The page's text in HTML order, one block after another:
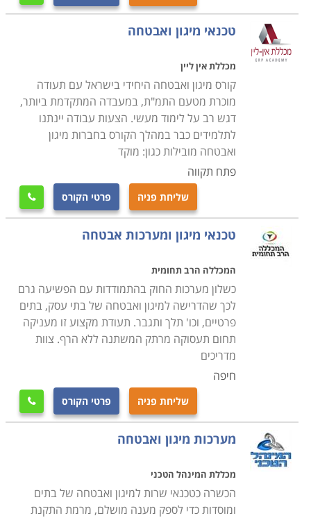
הקורס אינו דורש כל ידע מוקדם, מדובר בקורס הנערך
כשישה חודשים, ביום לימודים אחד בבוקר או ביומיים בשעות
הערב, בהתאם לתכנית מוסד הלימודים, כאשר ניתן לשלב
את הלימודים עם העבודה הקיימת, ורק בסיום הקורס, עם
קבלת התעודה המקצועית להשתלב באחת החברות בתחום
או לחילופין להקים עסק עצמאי ולסלול דרך לקראת קריירה
רווחית ומצליחה.
קיימים מספר מוסדות לימוד בהם ניתן ללמוד קורס זה, כאשר
בחלקם קיים אף מערך השמה אשר מסייע לתלמידים למצוא
משרה מתאימה לאחר שהם מסיימים את כל מטלות הקורס,
שכן, אחד הדברים החשובים הוא להתחיל לעבוד מיד עם
קבלת התעודה, ליישם את כל מה שנלמד ולקבל ניסיון
מקצועי בתחום.
קורס מיגון ואבטחה נלמד במסגרת תכנית לימודים גמישה,
כאשר חשוב לוודא מראש כי מדובר במוסד לימודים אמין
ומקצועי וכי התעודה המתקבלת בסיום הקורס הינה מוכרת
בחברות המובילות בתחום, שכן מדובר בהשקעה של זמן
טכנאי מיגון ואבטחה
מכללת אין ליין
קורס מיגון ואבטחה היחידי בישראל עם תעודה
מוכרת מטעם התמ"ת, במעבדה המתקדמת ביותר,
דגש רב על לימוד מעשי. הצעות עבודה יינתנו
לתלמידים כבר במהלך הקורס בחברות מיגון
ואבטחה מובילות כגון: מוקד
פתח תקווה
שליחת פניה פרטי הקורס 
טכנאי מיגון ומערכות אבטחה
המכללה הרב תחומית
כשלון מערכות החוק בהתמודדות עם הפשיעה גרם
לכך שהדרישה למיגון ואבטחה של בתי עסק, בתים
פרטיים, וכו' תלך ותגבר. תעודת מקצוע זו מעניקה
תחום תעסוקה מרתק המשתנה ללא הרף. צוות
מדריכים
חיפה
שליחת פניה פרטי הקורס 
מערכות מיגון ואבטחה
מכללת המינהל הטכני
הכשרה כטכנאי שרות למיגון ואבטחה של בתים
ומוסדות כדי לספק מענה מושלם, מרמת התקנת